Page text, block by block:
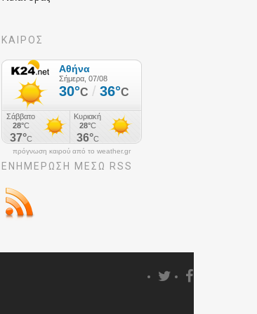
ΚΑΙΡΟΣ
πρόγνωση καιρού από το weather.gr
ΕΝΗΜΈΡΩΣΉ ΜΕΣΩ RSS